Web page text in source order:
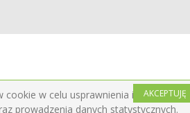
w celu usprawnienia i ułatwienia
prowadzenia danych statystycznych.
AKCEPTUJĘ